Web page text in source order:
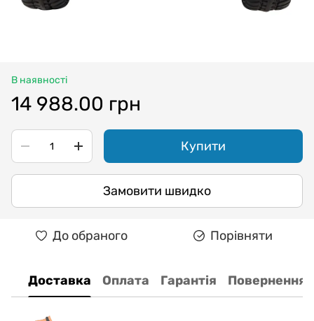
В наявності
14 988.00 грн
Купити
Замовити швидко
До обраного Порівняти
Доставка Оплата Гарантія Повернення